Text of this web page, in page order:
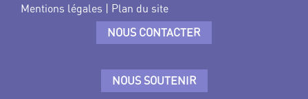
Mentions légales | Plan du site
NOUS CONTACTER
NOUS SOUTENIR